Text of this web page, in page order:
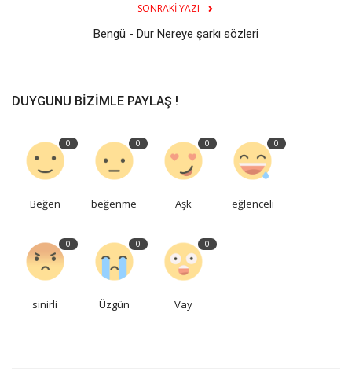
SONRAKI YAZI
Bengü - Dur Nereye şarkı sözleri
DUYGUNU BIZIMLE PAYLAŞ !
0
Beğen
0
beğenme
0
Aşk
0
eğlenceli
0
sinirli
0
Üzgün
0
Vay